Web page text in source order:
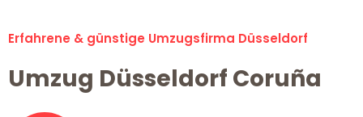
Erfahrene & günstige Umzugsfirma Düsseldorf
Umzug Düsseldorf Coruña